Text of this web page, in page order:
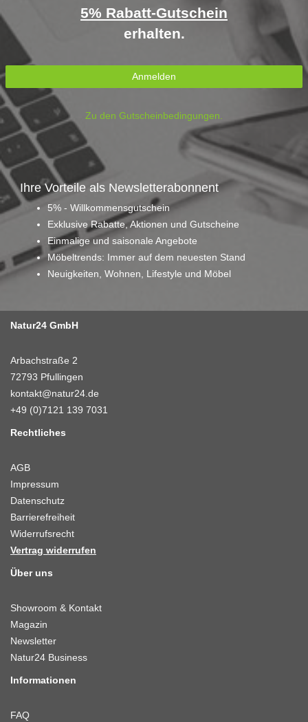
5% Rabatt-Gutschein
erhalten.
Anmelden
Zu den Gutscheinbedingungen.
Ihre Vorteile als Newsletterabonnent
5% - Willkommensgutschein
Exklusive Rabatte, Aktionen und Gutscheine
Einmalige und saisonale Angebote
Möbeltrends: Immer auf dem neuesten Stand
Neuigkeiten, Wohnen, Lifestyle und Möbel
Natur24 GmbH
Arbachstraße 2
72793 Pfullingen
kontakt@natur24.de
+49 (0)7121 139 7031
Rechtliches
AGB
Impressum
Datenschutz
Barrierefreiheit
Widerrufsrecht
Vertrag widerrufen
Über uns
Showroom & Kontakt
Magazin
Newsletter
Natur24 Business
Informationen
FAQ